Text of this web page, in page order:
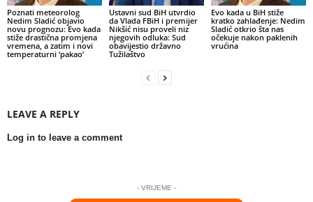
Poznati meteorolog
Nedim Sladić objavio
novu prognozu: Evo kada
stiže drastična promjena
vremena, a zatim i novi
temperaturni ‘pakao’
Ustavni sud BiH utvrdio
da Vlada FBiH i premijer
Nikšić nisu proveli niz
njegovih odluka: Sud
obavijestio državno
Tužilaštvo
Evo kada u BiH stiže
kratko zahlađenje: Nedim
Sladić otkrio šta nas
očekuje nakon paklenih
vrućina
LEAVE A REPLY
Log in to leave a comment
- VRIJEME -